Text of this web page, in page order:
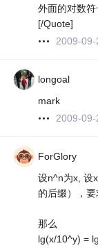
外面的对数符
[/Quote]
2009-09-
longoal
mark
2009-09-
ForGlory
设n^n为x, 设
的后缀），
那么
lg(x/10^y) =